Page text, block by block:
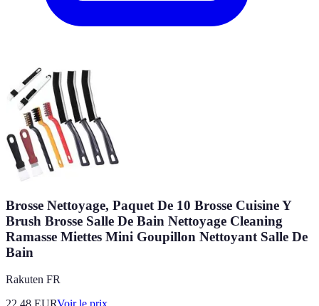
Brosse Nettoyage, Paquet De 10 Brosse Cuisine Y
Brush Brosse Salle De Bain Nettoyage Cleaning
Ramasse Miettes Mini Goupillon Nettoyant Salle De
Bain
Rakuten FR